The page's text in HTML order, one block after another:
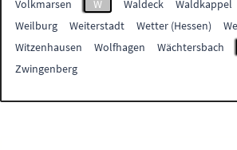
Volkmarsen
W Waldeck Waldkappel
Weilburg
Weiterstadt Wetter (Hessen)
Witzenhausen
Wolfhagen Wächtersbach
Zwingenberg